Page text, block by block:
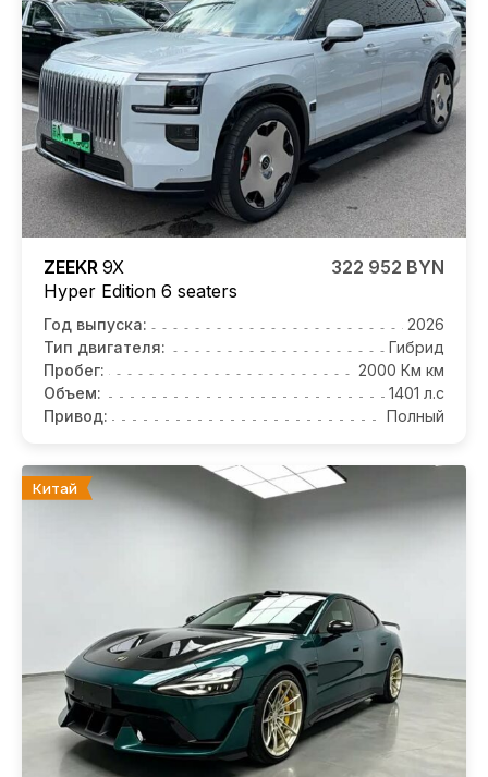
ZEEKR 9X
Hyper Edition 6 seaters
322 952 BYN
Год выпуска:
2026
Тип двигателя:
Гибрид
Пробег:
2000 Км км
Объем:
1401 л.с
Привод:
Полный
Китай